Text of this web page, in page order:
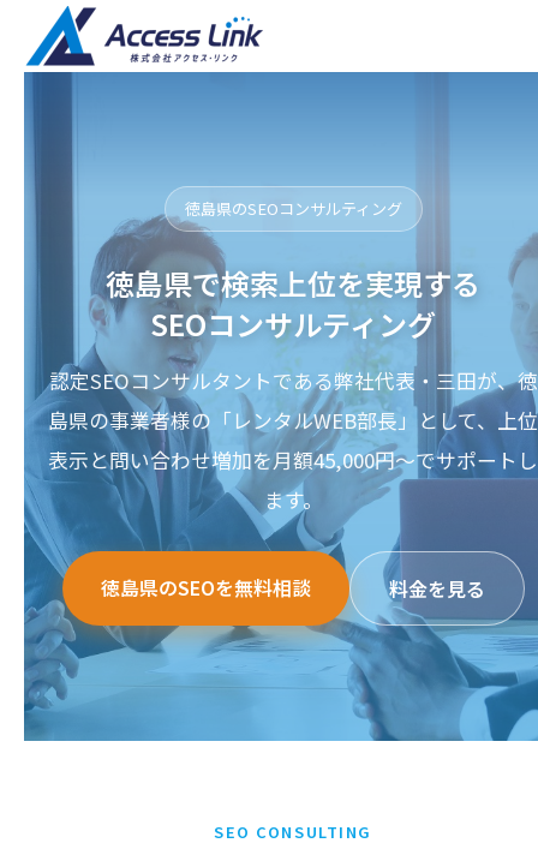
徳島県のSEOコンサルティング
徳島県で検索上位を実現する
SEOコンサルティング
認定SEOコンサルタントである弊社代表・三田が、徳
島県の事業者様の「レンタルWEB部長」として、上位
表示と問い合わせ増加を月額45,000円〜でサポートし
ます。
徳島県のSEOを無料相談 料金を見る
SEO CONSULTING